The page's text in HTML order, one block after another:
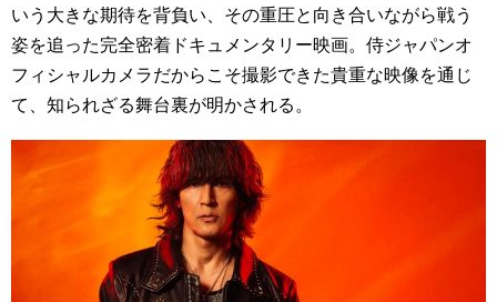
いう大きな期待を背負い、その重圧と向き合いながら戦う
姿を追った完全密着ドキュメンタリー映画。侍ジャパンオ
フィシャルカメラだからこそ撮影できた貴重な映像を通じ
て、知られざる舞台裏が明かされる。